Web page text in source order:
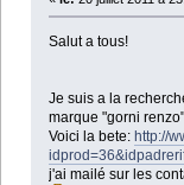
Salut a tous!
Je suis a la
marque "gorni
Voici la bete: http://
j'ai mailé sur les